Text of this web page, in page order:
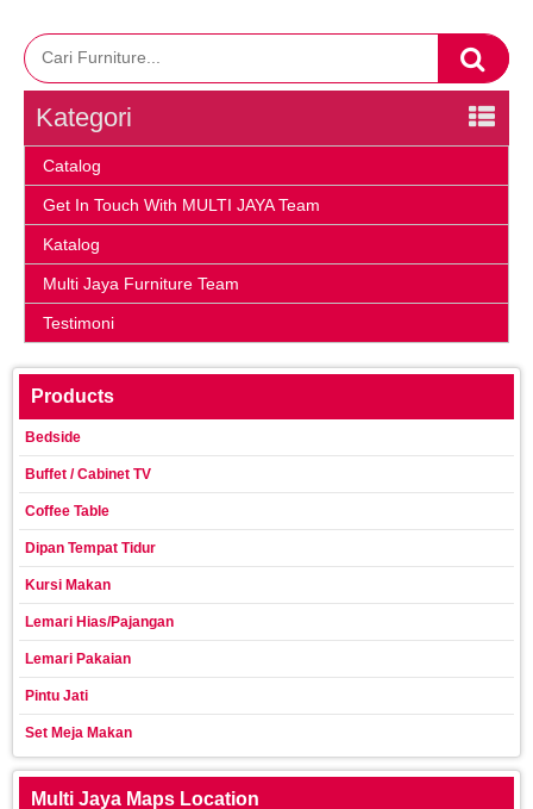
Kategori
Catalog
Get In Touch With MULTI JAYA Team
Katalog
Multi Jaya Furniture Team
Testimoni
Products
Bedside
Buffet / Cabinet TV
Coffee Table
Dipan Tempat Tidur
Kursi Makan
Lemari Hias/Pajangan
Lemari Pakaian
Pintu Jati
Set Meja Makan
Multi Jaya Maps Location